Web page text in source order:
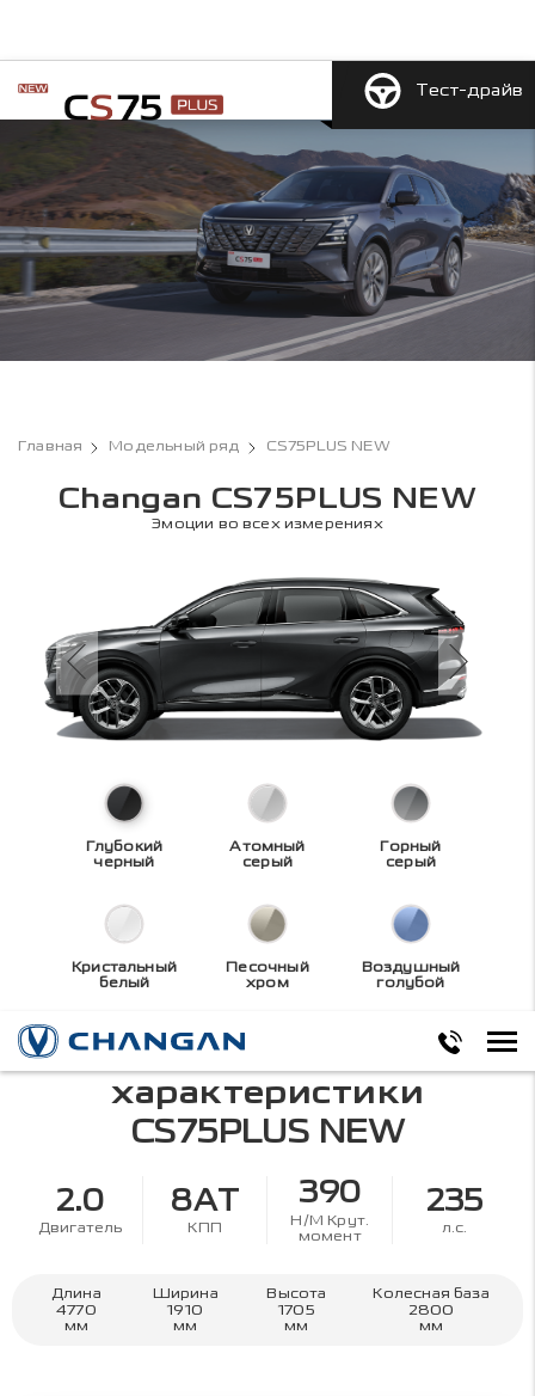
Тест-драйв
Главная Модельный ряд CS75PLUS NEW
Changan CS75PLUS NEW
Эмоции во всех измерениях
Глубокий
черный
Атомный
серый
Горный
серый
Кристальный
белый
Песочный
хром
Воздушный
голубой
Технические
характеристики
CS75PLUS NEW
2.0
Двигатель
8AT
КПП
390
Н/М Крут.
момент
235
л.с.
Длина
4770
мм
Ширина
1910
мм
Высота
1705
мм
Колесная база
2800
мм